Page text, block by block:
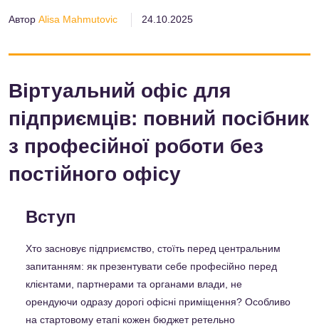
Автор Alisa Mahmutovic 24.10.2025
Віртуальний офіс для
підприємців: повний посібник
з професійної роботи без
постійного офісу
Вступ
Хто засновує підприємство, стоїть перед центральним
запитанням: як презентувати себе професійно перед
клієнтами, партнерами та органами влади, не
орендуючи одразу дорогі офісні приміщення? Особливо
на стартовому етапі кожен бюджет ретельно